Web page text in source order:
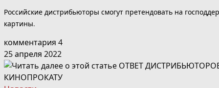
Российские дистрибьюторы смогут претендовать на
картины.
комментария 4
25 апреля 2022